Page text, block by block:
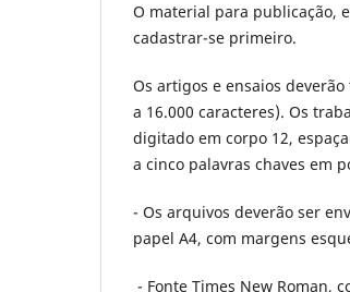
O material para publicação,
cadastrar-se primeiro.
Os artigos e ensaios
a 16.000 caracteres). Os
digitado em corpo 12,
a cinco palavras chaves em
- Os arquivos deverão ser
papel A4, com margens
- Fonte Times New Roman,